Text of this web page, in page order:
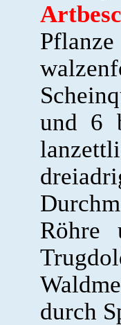
und 6
Röhre
durch